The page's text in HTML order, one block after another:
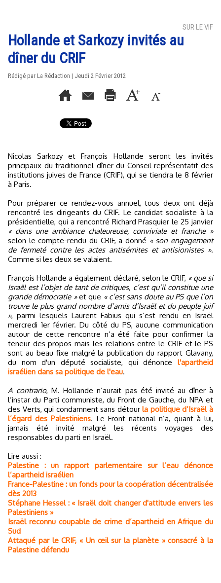
SUR LE VIF
Hollande et Sarkozy invités au
dîner du CRIF
Rédigé par La Rédaction | Jeudi 2 Février 2012
Nicolas Sarkozy et François Hollande seront les invités
principaux du traditionnel dîner du Conseil représentatif des
institutions juives de France (CRIF), qui se tiendra le 8 février
à Paris.
Pour préparer ce rendez-vous annuel, tous deux ont déjà
rencontré les dirigeants du CRIF. Le candidat socialiste à la
présidentielle, qui a rencontré Richard Prasquier le 25 janvier
« dans une ambiance chaleureuse, conviviale et franche »
selon le compte-rendu du CRIF, a donné « son engagement
de fermeté contre les actes antisémites et antisionistes ».
Comme si les deux se valaient.
François Hollande a également déclaré, selon le CRIF, « que si
Israël est l’objet de tant de critiques, c’est qu’il constitue une
grande démocratie »et que « c’est sans doute au PS que l’on
trouve le plus grand nombre d’amis d’Israël et du peuple juif
», parmi lesquels Laurent Fabius qui s’est rendu en Israël
mercredi 1er février. Du côté du PS, aucune communication
autour de cette rencontre n’a été faite pour confirmer la
teneur des propos mais les relations entre le CRIF et le PS
sont au beau fixe malgré la publication du rapport Glavany,
du nom d'un député socialiste, qui dénonce l'apartheid
israélien dans sa politique de l'eau.
A contrario, M. Hollande n’aurait pas été invité au dîner à
l’instar du Parti communiste, du Front de Gauche, du NPA et
des Verts, qui condamnent sans détourla politique d’Israël à
l’égard des Palestiniens. Le Front national n’a, quant à lui,
jamais été invité malgré les récents voyages des
responsables du parti en Israël.
Lire aussi :
Palestine : un rapport parlementaire sur l’eau dénonce
l’apartheid israélien
France-Palestine : un fonds pour la coopération décentralisée
dès 2013
Stéphane Hessel : « Israël doit changer d'attitude envers les
Palestiniens »
Israël reconnu coupable de crime d’apartheid en Afrique du
Sud
Attaqué par le CRIF, « Un œil sur la planète » consacré à la
Palestine défendu